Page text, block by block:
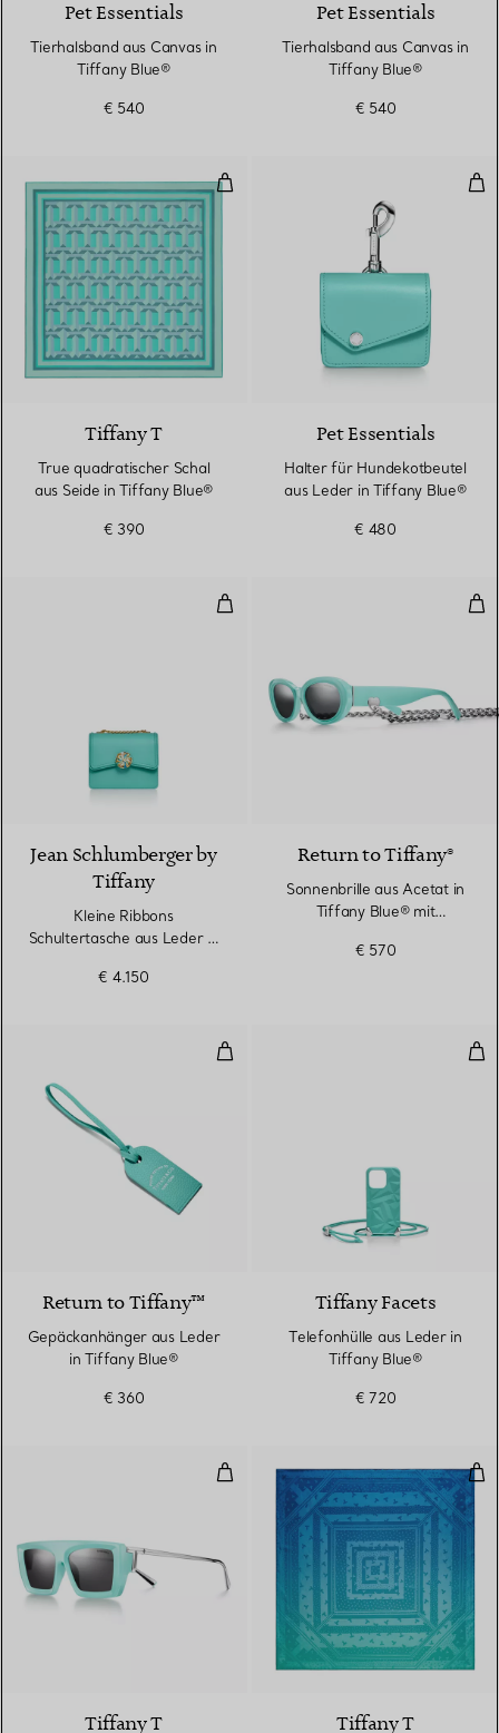
Pet Essentials
Tierhalsband aus Canvas in
Tiffany Blue®
€ 540
Pet Essentials
Tierhalsband aus Canvas in
Tiffany Blue®
€ 540
True quadratischer Schal aus
3 Farben
Tiffany T
True quadratischer Schal
aus Seide in Tiffany Blue®
€ 390
Pet Essentials
Halter für Hundekotbeutel
aus Leder in Tiffany Blue®
€ 480
Kleine Ribbons Schultertasche
Jean Schlumberger by
Tiffany
Kleine Ribbons
Schultertasche aus Leder in
€ 4.150
Return to Tiffany®
Sonnenbrille aus Acetat in
Tiffany Blue® mit
€ 570
Gepäckanhänger aus Leder in
2 Farben
Return to Tiffany™
Gepäckanhänger aus Leder
in Tiffany Blue®
€ 360
Tiffany Facets
Telefonhülle aus Leder in
Tiffany Blue®
€ 720
Sonnenbrille aus Acetat in
4 Farben
Tiffany T Tiffany T